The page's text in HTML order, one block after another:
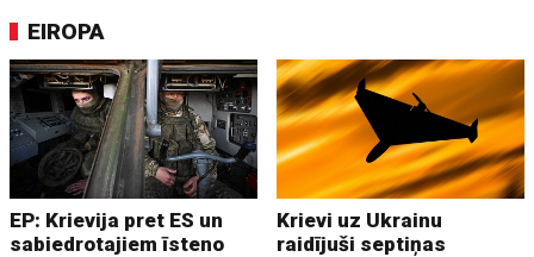
EIROPA
EP: Krievija pret ES un
sabiedrotajiem īsteno
Krievi uz Ukrainu
raidījuši septiņas